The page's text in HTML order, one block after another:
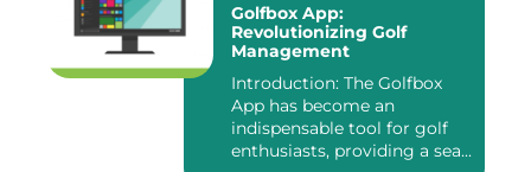
Golfbox App:
Revolutionizing Golf
Management
Introduction: The Golfbox
App has become an
indispensable tool for golf
enthusiasts, providing a sea...